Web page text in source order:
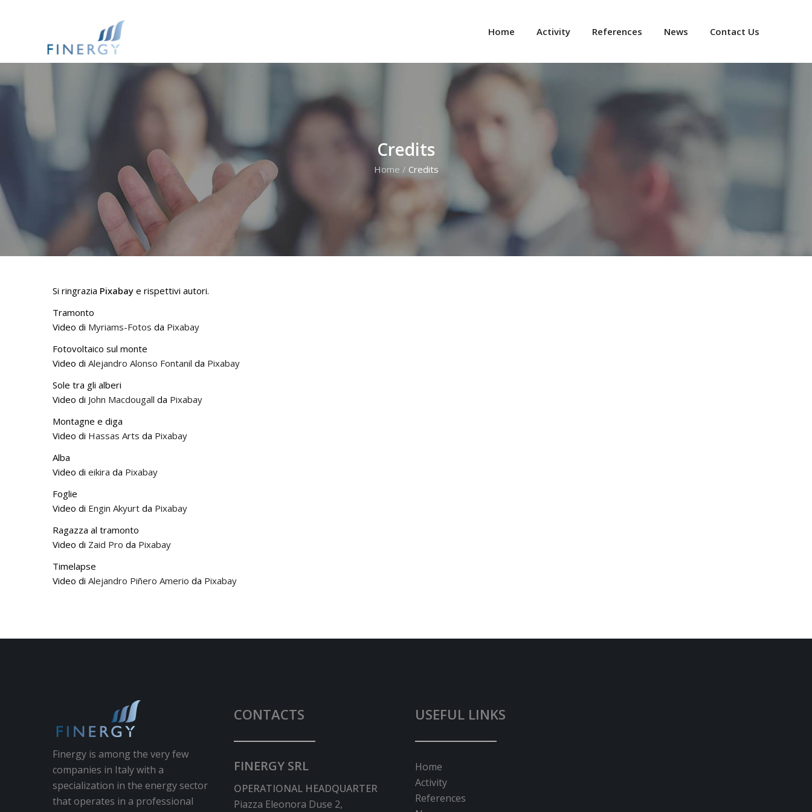
Home Activity References News Contact Us
Credits
Home / Credits
Si ringrazia Pixabay e rispettivi autori.
Tramonto
Video di Myriams-Fotos da Pixabay
Fotovoltaico sul monte
Video di Alejandro Alonso Fontanil da Pixabay
Sole tra gli alberi
Video di John Macdougall da Pixabay
Montagne e diga
Video di Hassas Arts da Pixabay
Alba
Video di eikira da Pixabay
Foglie
Video di Engin Akyurt da Pixabay
Ragazza al tramonto
Video di Zaid Pro da Pixabay
Timelapse
Video di Alejandro Piñero Amerio da Pixabay
Finergy is among the very few
companies in Italy with a
specialization in the energy sector
that operates in a professional
CONTACTS
FINERGY SRL
OPERATIONAL HEADQUARTER
Piazza Eleonora Duse 2,
USEFUL LINKS
Home
Activity
References